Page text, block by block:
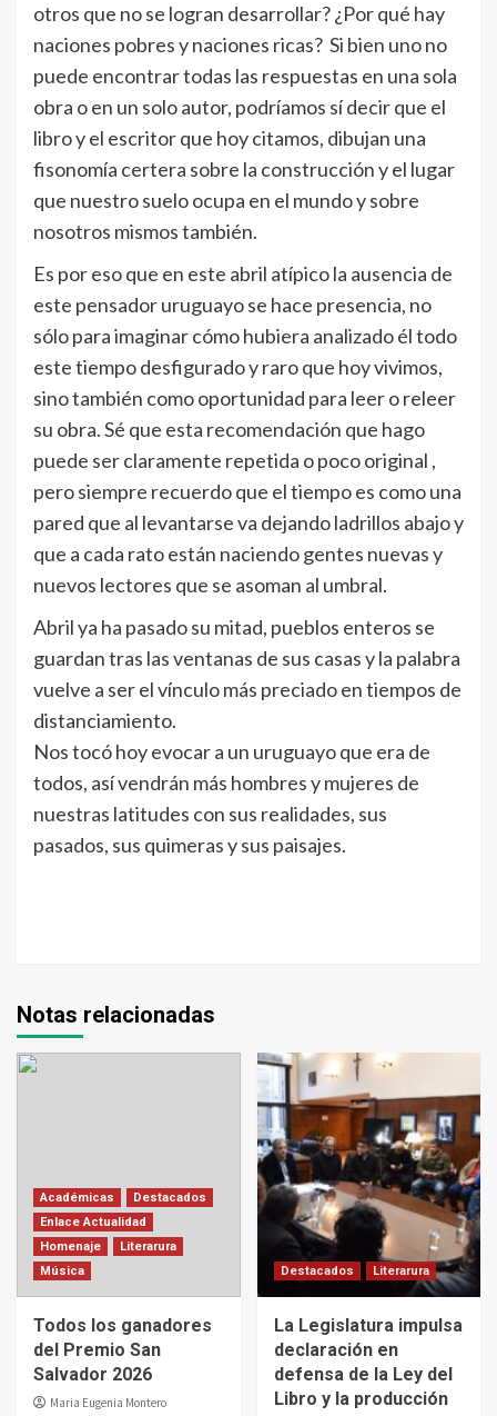
otros que no se logran desarrollar? ¿Por qué hay
naciones pobres y naciones ricas? Si bien uno no
puede encontrar todas las respuestas en una sola
obra o en un solo autor, podríamos sí decir que el
libro y el escritor que hoy citamos, dibujan una
fisonomía certera sobre la construcción y el lugar
que nuestro suelo ocupa en el mundo y sobre
nosotros mismos también.
Es por eso que en este abril atípico la ausencia de
este pensador uruguayo se hace presencia, no
sólo para imaginar cómo hubiera analizado él todo
este tiempo desfigurado y raro que hoy vivimos,
sino también como oportunidad para leer o releer
su obra. Sé que esta recomendación que hago
puede ser claramente repetida o poco original ,
pero siempre recuerdo que el tiempo es como una
pared que al levantarse va dejando ladrillos abajo y
que a cada rato están naciendo gentes nuevas y
nuevos lectores que se asoman al umbral.
Abril ya ha pasado su mitad, pueblos enteros se
guardan tras las ventanas de sus casas y la palabra
vuelve a ser el vínculo más preciado en tiempos de
distanciamiento.
Nos tocó hoy evocar a un uruguayo que era de
todos, así vendrán más hombres y mujeres de
nuestras latitudes con sus realidades, sus
pasados, sus quimeras y sus paisajes.
Notas relacionadas
Académicas
Destacados
Enlace Actualidad
Homenaje
Literarura
Música
Todos los ganadores
del Premio San
Salvador 2026
Maria Eugenia Montero
Destacados Literarura
La Legislatura impulsa
declaración en
defensa de la Ley del
Libro y la producción